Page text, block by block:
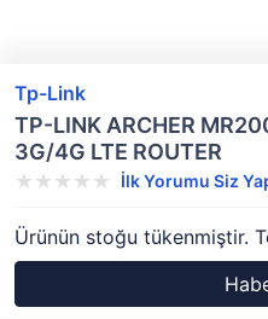
Tp-Link
TP-LINK ARCHER
3G/4G LTE ROUTER
İlk Yorumu Siz
Ürünün stoğu tükenmiştir.